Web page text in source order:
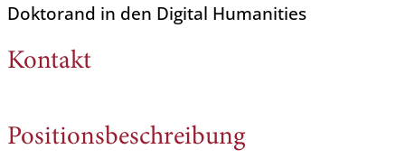
Doktorand in den Digital Humanities
Kontakt
Positionsbeschreibung